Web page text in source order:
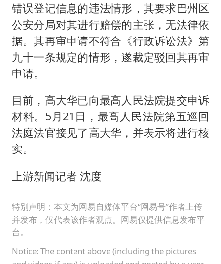
错误登记信息的违法情形，其要求巴州区
公安分局对其进行赔偿的主张，无法律依
据。其再审申请不符合《行政诉讼法》第
九十一条规定的情形，遂裁定驳回其再审
申请。
目前，高大华已向最高人民法院提交申诉
材料。5月21日，最高人民法院第五巡回
法庭法官接见了高大华，并表示将进行核
实。
上游新闻记者 沈度
特别声明：本文为网易自媒体平台“网易号”作者上传
并发布，仅代表该作者观点。网易仅提供信息发布平
台。
Notice: The content above (including the pictures